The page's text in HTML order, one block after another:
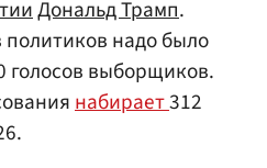
Дональд Трамп.
надо было
голосов выборщиков.
набирает312